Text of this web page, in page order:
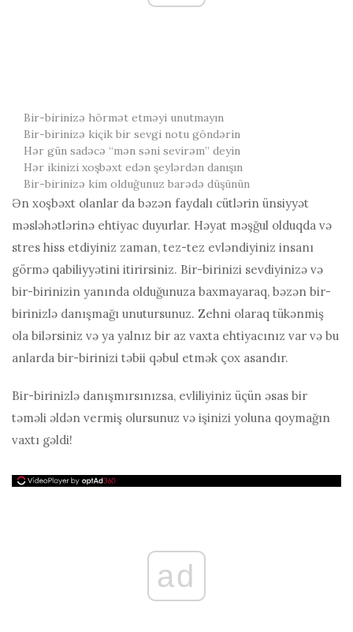
Bir-birinizə hörmət etməyi unutmayın
Bir-birinizə kiçik bir sevgi notu göndərin
Hər gün sadəcə “mən səni sevirəm” deyin
Hər ikinizi xoşbəxt edən şeylərdən danışın
Bir-birinizə kim olduğunuz barədə düşünün
Ən xoşbəxt olanlar da bəzən faydalı cütlərin ünsiyyət
məsləhətlərinə ehtiyac duyurlar. Həyat məşğul olduqda və
stres hiss etdiyiniz zaman, tez-tez evləndiyiniz insanı
görmə qabiliyyətini itirirsiniz. Bir-birinizi sevdiyinizə və
bir-birinizin yanında olduğunuza baxmayaraq, bəzən bir-
birinizlə danışmağı unutursunuz. Zehni olaraq tükənmiş
ola bilərsiniz və ya yalnız bir az vaxta ehtiyacınız var və bu
anlarda bir-birinizi təbii qəbul etmək çox asandır.
Bir-birinizlə danışmırsınızsa, evliliyiniz üçün əsas bir
təməli əldən vermiş olursunuz və işinizi yoluna qoymağın
vaxtı gəldi!
ad